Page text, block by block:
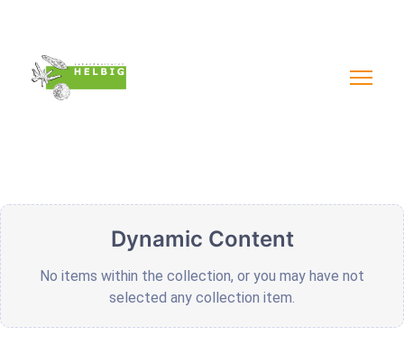
Dynamic Content
No items within the collection, or you may have not
selected any collection item.